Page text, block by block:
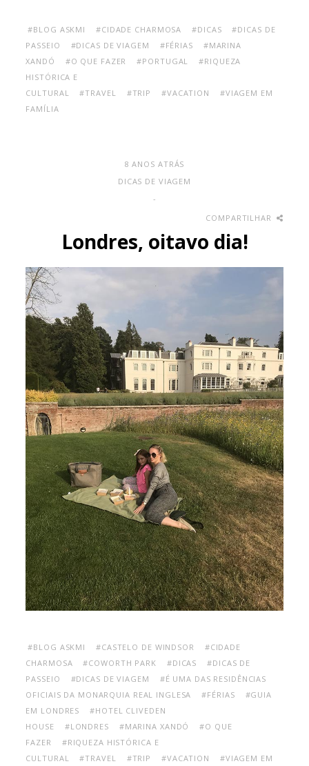
#BLOG ASKMI #CIDADE CHARMOSA #DICAS
#DICAS DE
PASSEIO
#DICAS DE VIAGEM #FÉRIAS
#MARINA
XANDÓ
#O QUE FAZER #PORTUGAL
#RIQUEZA
HISTÓRICA E
CULTURAL
#TRAVEL #TRIP #VACATION
#VIAGEM EM
FAMÍLIA
8 ANOS ATRÁS
DICAS DE VIAGEM
-
COMPARTILHAR
Londres, oitavo dia!
#BLOG ASKMI #CASTELO DE WINDSOR
#CIDADE
CHARMOSA
#COWORTH PARK #DICAS
#DICAS DE
PASSEIO
#DICAS DE VIAGEM
#É UMA DAS RESIDÊNCIAS
OFICIAIS DA MONARQUIA REAL INGLESA
#FÉRIAS
#GUIA
EM LONDRES
#HOTEL CLIVEDEN
HOUSE
#LONDRES #MARINA XANDÓ
#O QUE
FAZER
#RIQUEZA HISTÓRICA E
CULTURAL
#TRAVEL #TRIP #VACATION #VIAGEM EM